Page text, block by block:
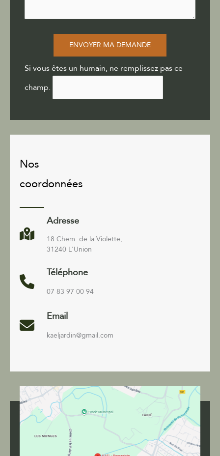
ENVOYER MA DEMANDE
Si vous êtes un humain, ne remplissez pas ce
champ.
Nos
coordonnées
Adresse
18 Chem. de la Violette,
31240 L'Union
Téléphone
07 83 97 00 94
Email
kaeljardin@gmail.com